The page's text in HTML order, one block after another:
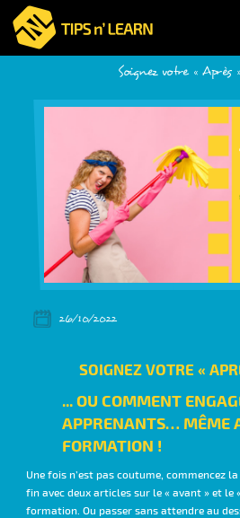
Soignez votre «
26/10/2022
SOIGNEZ VOTRE «
... OU COMMENT
APPRENANTS… MÊME
FORMATION !
Une fois n’est pas coutume, commencez
fin avec deux articles sur le « avant » et le
formation. Ou passer sans attendre au